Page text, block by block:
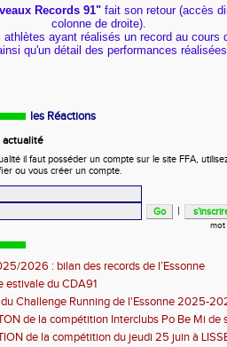
Records 91" fait son retour (accès
colonne de droite).
ayant réalisés un record au cours
qu'un détail des performances
les Réactions
actualité
il faut posséder un compte sur le site FFA,
ou vous créer un compte.
|
2026 : bilan des records de l’Essonne
estivale du CDA91
Challenge Running de l'Essonne 2025-
de la compétition Interclubs Po Be Mi de
de la compétition du jeudi 25 juin à